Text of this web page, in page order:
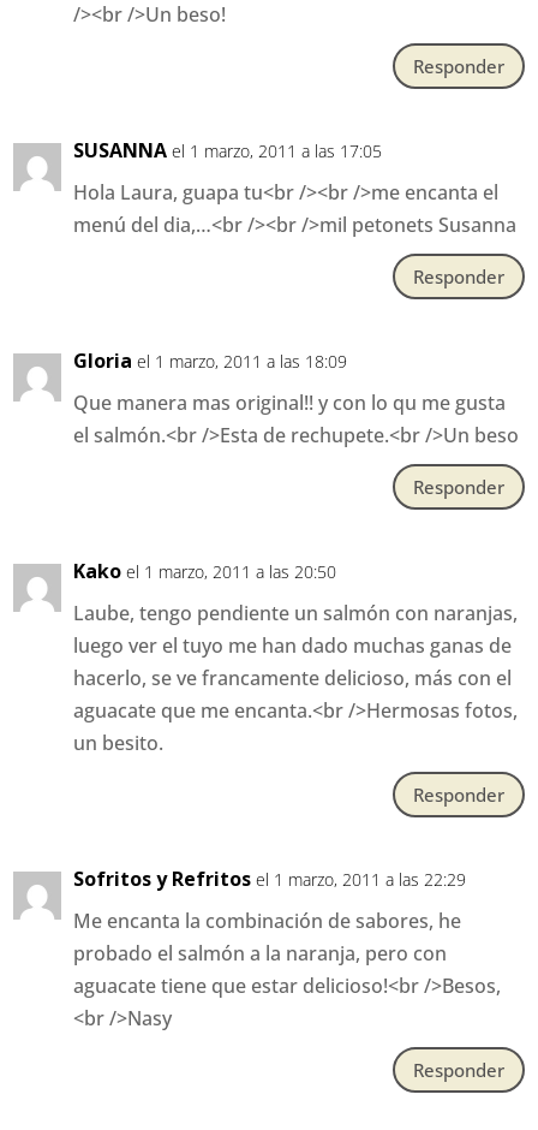
/><br />Un beso!
Responder
SUSANNA el 1 marzo, 2011 a las 17:05
Hola Laura, guapa tu<br /><br />me encanta el
menú del dia,…<br /><br />mil petonets Susanna
Responder
Gloria el 1 marzo, 2011 a las 18:09
Que manera mas original!! y con lo qu me gusta
el salmón.<br />Esta de rechupete.<br />Un beso
Responder
Kako el 1 marzo, 2011 a las 20:50
Laube, tengo pendiente un salmón con naranjas,
luego ver el tuyo me han dado muchas ganas de
hacerlo, se ve francamente delicioso, más con el
aguacate que me encanta.<br />Hermosas fotos,
un besito.
Responder
Sofritos y Refritos el 1 marzo, 2011 a las 22:29
Me encanta la combinación de sabores, he
probado el salmón a la naranja, pero con
aguacate tiene que estar delicioso!<br />Besos,
<br />Nasy
Responder